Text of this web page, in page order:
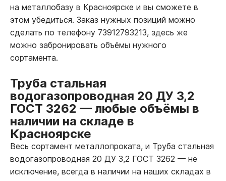
на металлобазу в Красноярске и вы сможете в
этом убедиться. Заказ нужных позиций можно
сделать по телефону 73912793213, здесь же
можно забронировать объёмы нужного
сортамента.
Труба стальная
водогазопроводная 20 ДУ 3,2
ГОСТ 3262 — любые объёмы в
наличии на складе в
Красноярске
Весь сортамент металлопроката, и Труба стальная
водогазопроводная 20 ДУ 3,2 ГОСТ 3262 — не
исключение, всегда в наличии на наших складах в